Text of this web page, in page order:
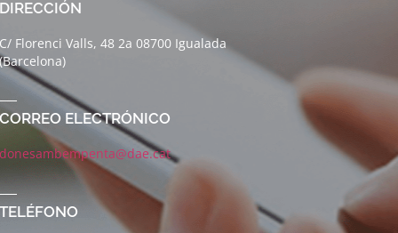
Florenci Valls, 48 2a 08700 Igualada
ELECTRÓNICO